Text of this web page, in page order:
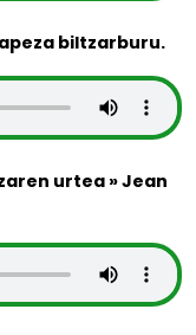
biltzarburu.
urtea » Jean